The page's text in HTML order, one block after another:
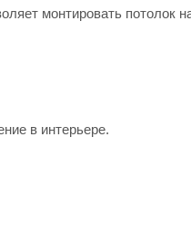
монтировать
в интерьере.